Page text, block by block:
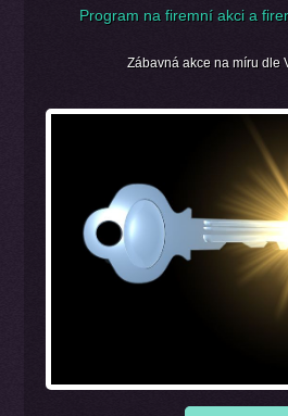
Program na firemní akci a
Zábavná akce na míru dle